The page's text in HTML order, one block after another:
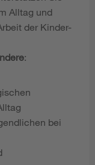
Alltag und
der Kinder-
:
bei